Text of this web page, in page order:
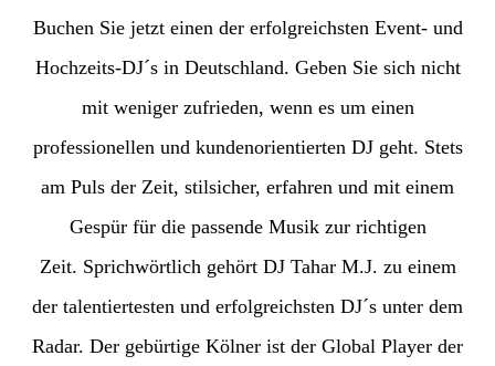
Buchen Sie jetzt einen der erfolgreichsten Event- und
Hochzeits-DJ´s in Deutschland. Geben Sie sich nicht
mit weniger zufrieden, wenn es um einen
professionellen und kundenorientierten DJ geht. Stets
am Puls der Zeit, stilsicher, erfahren und mit einem
Gespür für die passende Musik zur richtigen
Zeit. Sprichwörtlich gehört DJ Tahar M.J. zu einem
der talentiertesten und erfolgreichsten DJ´s unter dem
Radar. Der gebürtige Kölner ist der Global Player der